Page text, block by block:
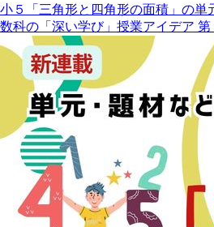
小５「三角形と四角形の面積」の単
数科の「深い学び」授業アイデア 第